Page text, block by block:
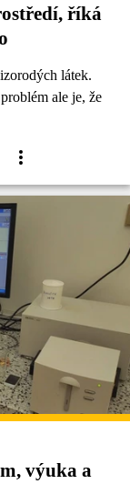
říká
látek.
ale je, že
výuka a